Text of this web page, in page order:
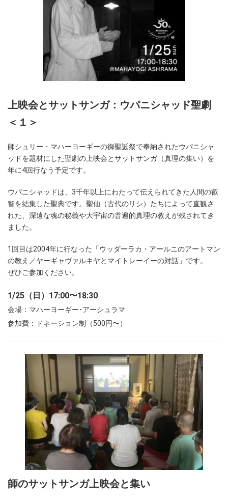
上映会とサットサンガ：ウパニシャッド聖劇
＜１＞
師シュリー・マハーヨーギーの御聖誕祭で奉納されたウパニシャ
ッドを題材にした聖劇の上映会とサットサンガ（真理の集い）を
年に4回行なう予定です。
ウパニシャッドは、3千年以上にわたって伝えられてきた人間の叡
智を結集した聖典です。聖仙（古代のリシ）たちによって直観さ
れた、深遠な魂の秘義や大宇宙の普遍的真理の教えが残されてき
ました。
1回目は2004年に行なった
「ウッダーラカ・アールニのアートマン
の教え／ヤーギャヴァルキヤとマイトレーイーの対話」です。
ぜひご参加ください。
1/25（日）17:00〜18:30
会場：マハーヨーギー･アーシュラマ
参加費：ドネーション制（500円〜）
師のサットサンガ上映会と集い